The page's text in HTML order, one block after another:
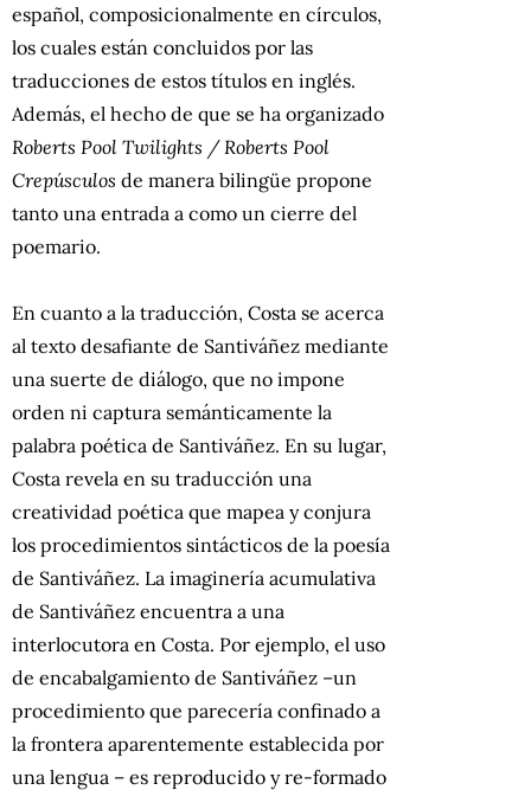
español, composicionalmente en círculos,
los cuales están concluidos por las
traducciones de estos títulos en inglés.
Además, el hecho de que se ha organizado
Roberts Pool Twilights / Roberts Pool
Crepúsculos de manera bilingüe propone
tanto una entrada a como un cierre del
poemario.
En cuanto a la traducción, Costa se acerca
al texto desafiante de Santiváñez mediante
una suerte de diálogo, que no impone
orden ni captura semánticamente la
palabra poética de Santiváñez. En su lugar,
Costa revela en su traducción una
creatividad poética que mapea y conjura
los procedimientos sintácticos de la poesía
de Santiváñez. La imaginería acumulativa
de Santiváñez encuentra a una
interlocutora en Costa. Por ejemplo, el uso
de encabalgamiento de Santiváñez –un
procedimiento que parecería confinado a
la frontera aparentemente establecida por
una lengua – es reproducido y re-formado